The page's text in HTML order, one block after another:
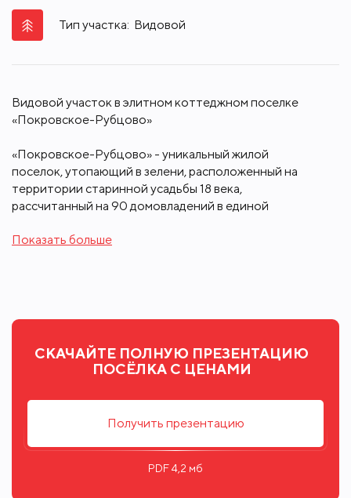
Тип участка: Видовой
Видовой участок в элитном коттеджном поселке
«Покровское-Рубцово»
«Покровское-Рубцово» - уникальный жилой
поселок, утопающий в зелени, расположенный на
территории старинной усадьбы 18 века,
рассчитанный на 90 домовладений в единой
ценит приватность, природную эстетику и
теннисный корт, детская площадка. В 10-ти
минутах ходьбы от «Покровского-Рубцово»
расположен 5-звездочный отель AMAKS «Новая
Истра» с расширенной премиум-инфраструктурой:
косметологическими услугами, детскими
площадками и развлечениями.
Показать больше
СКАЧАЙТЕ ПОЛНУЮ ПРЕЗЕНТАЦИЮ
ПОСЁЛКА С ЦЕНАМИ
Получить презентацию
PDF 4,2 мб